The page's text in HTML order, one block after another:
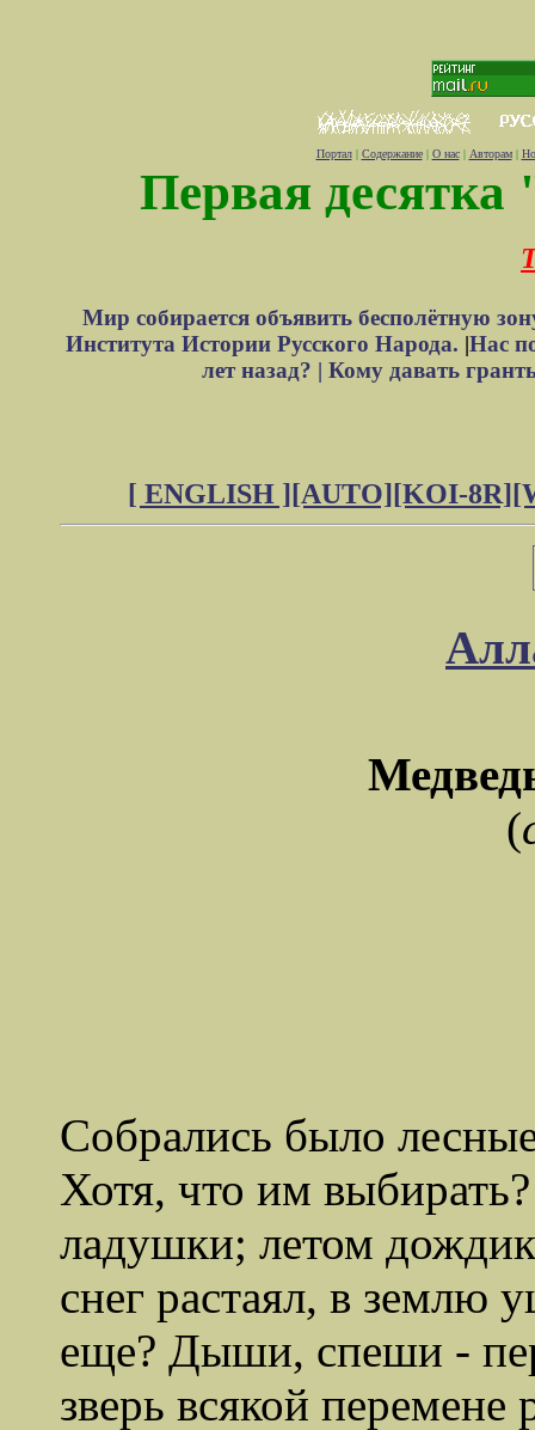
Портал| Содержание| О нас| Авторам|
Первая десятка
Мир собирается объявить бесполётную
Института Истории Русского Народа. |Нас
лет назад? | Кому давать
[ ENGLISH ][AUTO][KOI-8R]
(
Собрались было
Хотя, что им
ладушки; летом
снег растаял, в землю
еще? Дыши, спеши -
зверь всякой перемене